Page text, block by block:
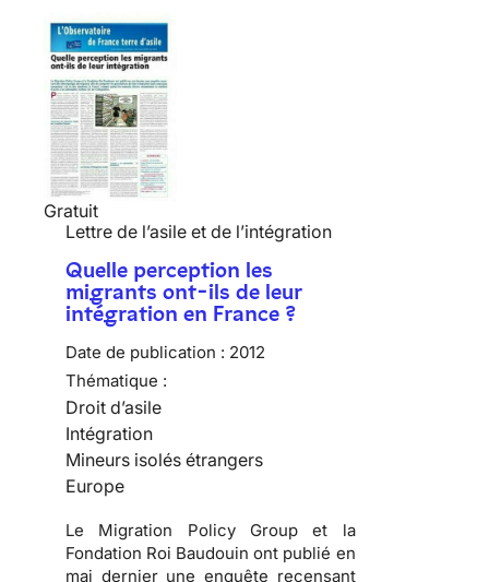
Gratuit
Lettre de l’asile et de l’intégration
Quelle perception les
migrants ont-ils de leur
intégration en France ?
Date de publication : 2012
Thématique :
Droit d’asile
Intégration
Mineurs isolés étrangers
Europe
Le Migration Policy Group et la
Fondation Roi Baudouin ont publié en
mai dernier une enquête recensant